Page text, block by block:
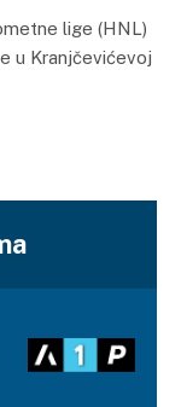
lige (HNL)
u Kranjčevićevoj